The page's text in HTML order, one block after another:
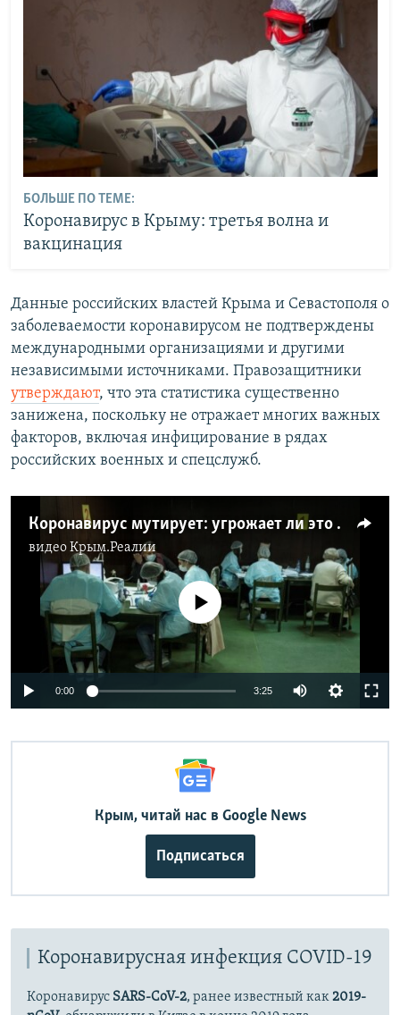
БОЛЬШЕ ПО ТЕМЕ:
Коронавирус в Крыму: третья волна и
вакцинация
Данные российских властей Крыма и Севастополя о
заболеваемости коронавирусом не подтверждены
международными организациями и другими
независимыми источниками. Правозащитники
утверждают, что эта статистика существенно
занижена, поскольку не отражает многих важных
факторов, включая инфицирование в рядах
российских военных и спецслужб.
Коронавирус мутирует: угрожает ли это вакцинации (видео)
видеоКрым.Реалии
240p
720p 1080p
No media source currently available
0:00 3:25
Крым, читай нас в Google News
Подписаться
Коронавирусная инфекция COVID-19
Коронавирус SARS-CoV-2, ранее известный как2019-